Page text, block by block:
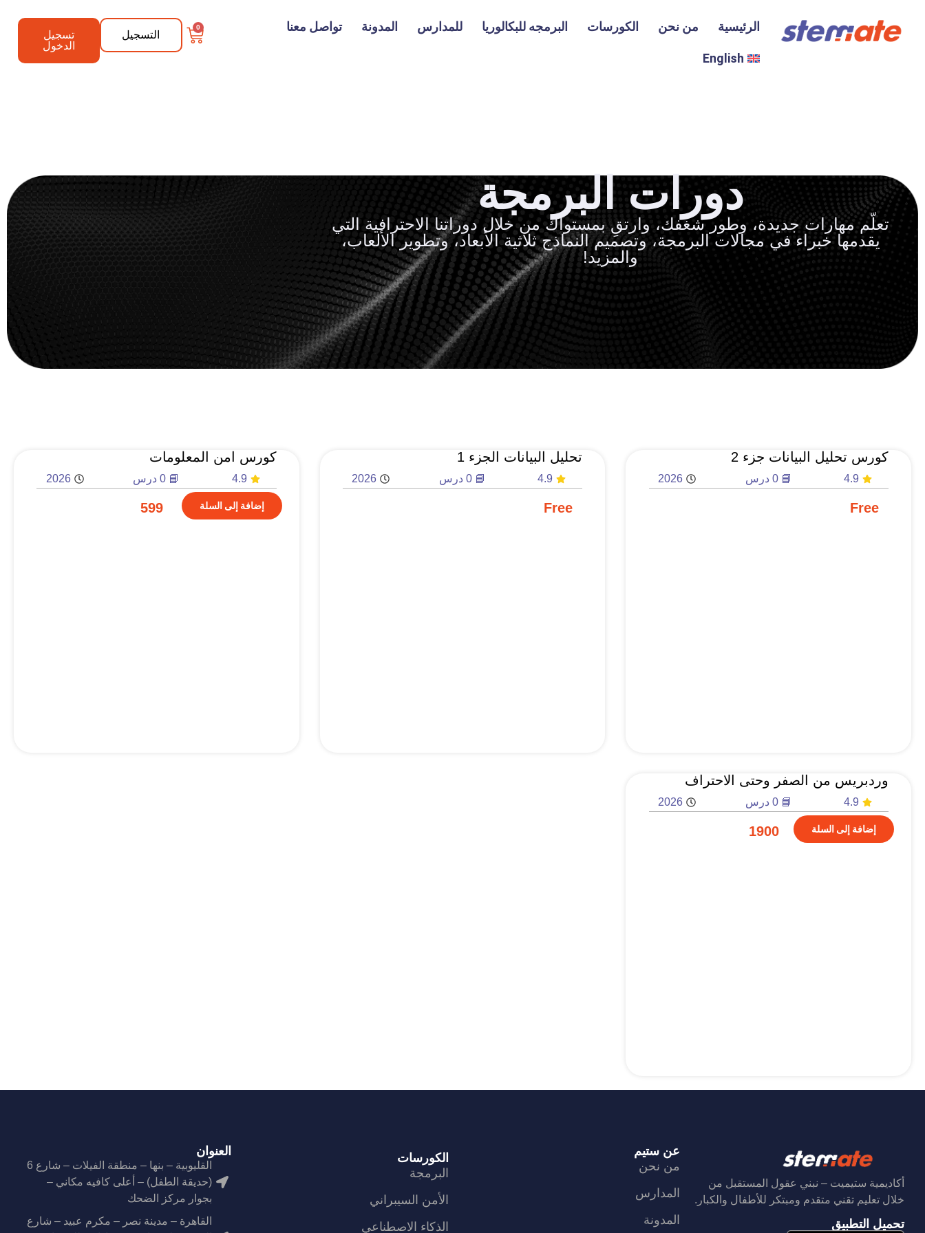
الرئيسية من نحن الكورسات البرمجه للبكالوريا للمدارس المدونة تواصل معنا
English
0
التسجيل
تسجيل
الدخول
دورات البرمجة
تعلّم مهارات جديدة، وطور شغفك، وارتقِ بمستواك من خلال دوراتنا الاحترافية التي
يقدمها خبراء في مجالات البرمجة، وتصميم النماذج ثلاثية الأبعاد، وتطوير الألعاب،
والمزيد!
كورس تحليل البيانات جزء 2
4.9 📘 0 درس 2026
Free
تحليل البيانات الجزء 1
4.9 📘 0 درس 2026
Free
كورس امن المعلومات
4.9 📘 0 درس 2026
إضافة إلى السلة 599
وردبريس من الصفر وحتى الاحتراف
4.9 📘 0 درس 2026
إضافة إلى السلة 1900
أكاديمية ستيميت – نبني عقول المستقبل من
خلال تعليم تقني متقدم ومبتكر للأطفال والكبار.
تحميل التطبيق
عن ستيم
من نحن
المدارس
المدونة
الكورسات
البرمجة
الأمن السيبراني
الذكاء الاصطناعي
العنوان
القليوبية – بنها – منطقة الفيلات – شارع 6
(حديقة الطفل) – أعلى كافيه مكاني –
بجوار مركز الضحك
القاهرة – مدينة نصر – مكرم عبيد – شارع